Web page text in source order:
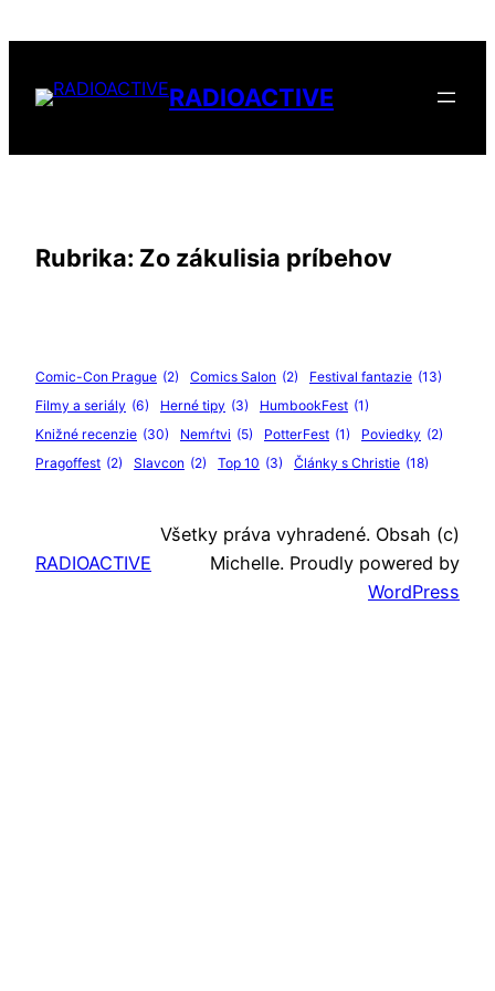
obsah
RADIOACTIVE
Rubrika: Zo zákulisia príbehov
Comic-Con Prague (2) Comics Salon (2) Festival fantazie (13)
Filmy a seriály (6) Herné tipy (3) HumbookFest (1)
Knižné recenzie (30) Nemŕtvi (5) PotterFest (1) Poviedky (2)
Pragoffest (2) Slavcon (2) Top 10 (3) Články s Christie (18)
RADIOACTIVE
Všetky práva vyhradené. Obsah (c)
Michelle. Proudly powered by
WordPress